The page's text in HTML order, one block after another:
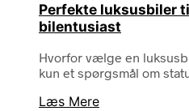
Perfekte luksusbiler
bilentusiast
Hvorfor vælge en
kun et spørgsmål om
Læs Mere